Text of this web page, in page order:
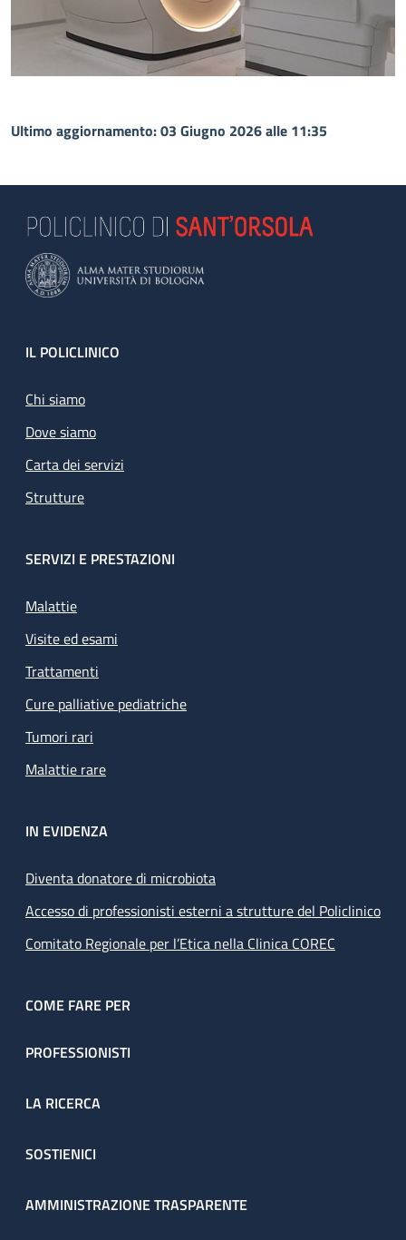
Ultimo aggiornamento: 03 Giugno 2026 alle 11:35
Footer
IL POLICLINICO
Chi siamo
Dove siamo
Carta dei servizi
Strutture
SERVIZI E PRESTAZIONI
Malattie
Visite ed esami
Trattamenti
Cure palliative pediatriche
Tumori rari
Malattie rare
IN EVIDENZA
Diventa donatore di microbiota
Accesso di professionisti esterni a strutture del Policlinico
Comitato Regionale per l’Etica nella Clinica COREC
COME FARE PER
PROFESSIONISTI
LA RICERCA
SOSTIENICI
AMMINISTRAZIONE TRASPARENTE